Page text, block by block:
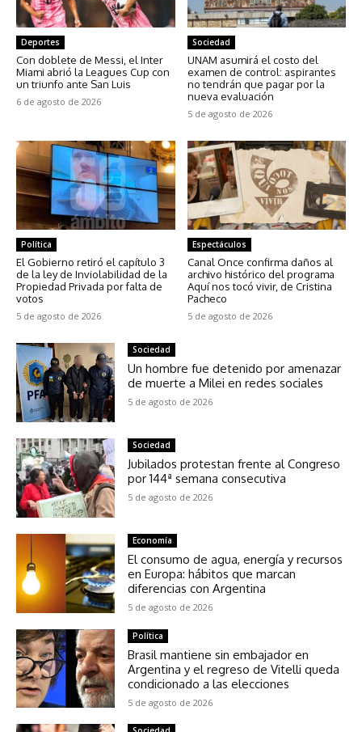
Deportes
Con doblete de Messi, el Inter
Miami abrió la Leagues Cup con
un triunfo ante San Luis
6 de agosto de 2026
Sociedad
UNAM asumirá el costo del
examen de control: aspirantes
no tendrán que pagar por la
nueva evaluación
5 de agosto de 2026
Política
El Gobierno retiró el capítulo 3
de la ley de Inviolabilidad de la
Propiedad Privada por falta de
votos
5 de agosto de 2026
Espectáculos
Canal Once confirma daños al
archivo histórico del programa
Aquí nos tocó vivir, de Cristina
Pacheco
5 de agosto de 2026
Sociedad
Un hombre fue detenido por amenazar
de muerte a Milei en redes sociales
5 de agosto de 2026
Sociedad
Jubilados protestan frente al Congreso
por 144ª semana consecutiva
5 de agosto de 2026
Economía
El consumo de agua, energía y recursos
en Europa: hábitos que marcan
diferencias con Argentina
5 de agosto de 2026
Política
Brasil mantiene sin embajador en
Argentina y el regreso de Vitelli queda
condicionado a las elecciones
5 de agosto de 2026